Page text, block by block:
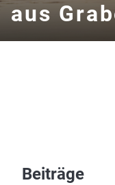
aus
Beiträge